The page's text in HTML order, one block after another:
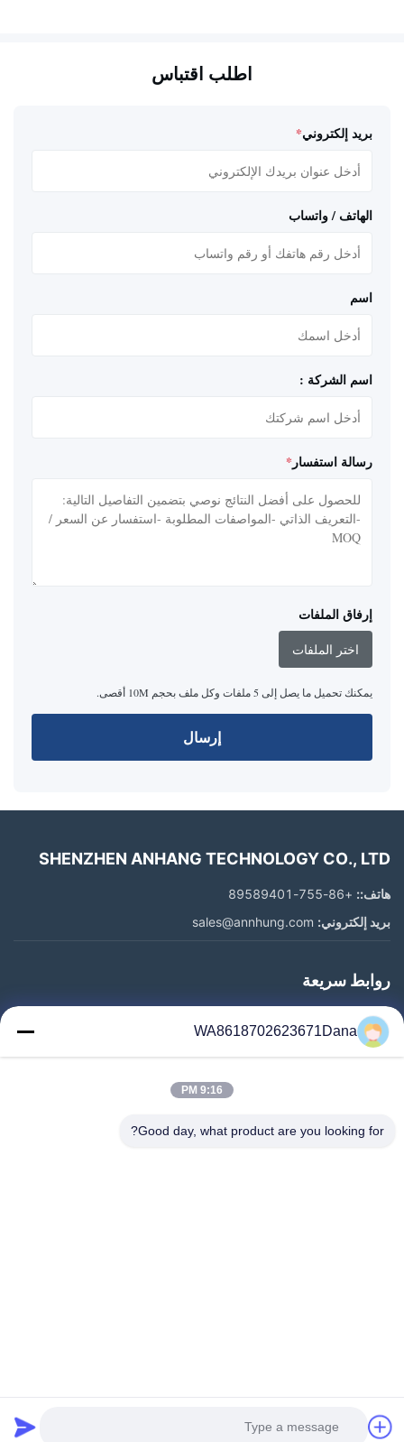
اطلب اقتباس
بريد إلكتروني*
الهاتف / واتساب
اسم
اسم الشركة :
رسالة استفسار *
إرفاق الملفات
اختر الملفات
يمكنك تحميل ما يصل إلى 5 ملفات وكل ملف بحجم 10M أقصى.
إرسال
SHENZHEN ANHANG TECHNOLOGY CO., LTD
هاتف:: +86-755-89589401
بريد إلكتروني:
روابط سريعة
المنزل
المنتجات
جولة في المعمل
WA8618702623671Dana
9:16 PM
Good day, what product are you looking for?